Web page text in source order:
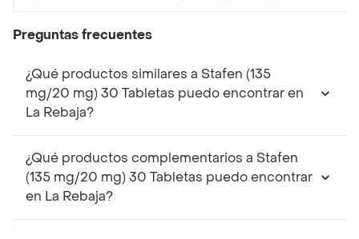
Preguntas frecuentes
¿Qué productos similares a Stafen (135
mg/20 mg) 30 Tabletas puedo encontrar en
La Rebaja?
¿Qué productos complementarios a Stafen
(135 mg/20 mg) 30 Tabletas puedo encontrar
en La Rebaja?